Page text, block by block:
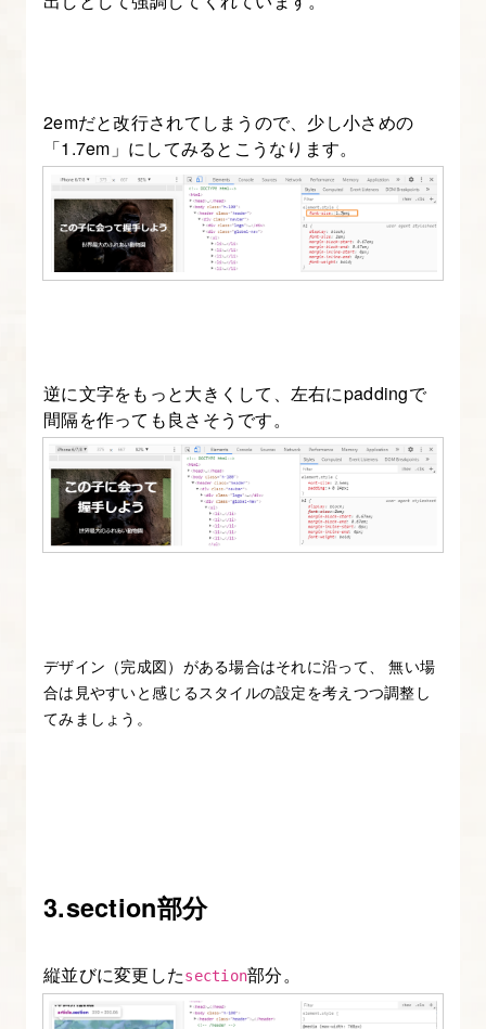
2emだと改行されてしまうので、少し小さめの
「1.7em」にしてみるとこうなります。
逆に文字をもっと大きくして、左右にpaddingで
間隔を作っても良さそうです。
デザイン（完成図）がある場合はそれに沿って、 無い場
合は見やすいと感じるスタイルの設定を考えつつ調整し
てみましょう。
3.section部分
縦並びに変更したsection部分。